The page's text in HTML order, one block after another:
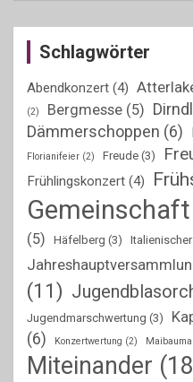
Schlagwörter
Abendkonzert (4)
(2)
Bergmesse (5)
Dämmerschoppen (6)
Florianifeier (2) Freude (3)
Frühlingskonzert (4)
Gemeinschaft
(5)
Häfelberg (3)
(11)
Jugendmarschwertung (3)
(6)
Konzertwertung (2)
Miteinander